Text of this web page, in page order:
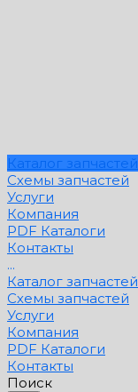
Каталог запчастей
Схемы запчастей
Услуги
Компания
PDF Каталоги
Контакты
...
Каталог запчастей
Схемы запчастей
Услуги
Компания
PDF Каталоги
Контакты
Поиск